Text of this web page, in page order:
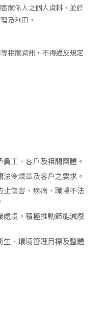
關係人之個人資料，並於
及利用。
相關資訊，不得違反規定
工、客戶及相關團體。
令規章及客戶之要求。
傷害、疾病、職場不法
境，積極推動節能減廢
、環境管理目標及整體